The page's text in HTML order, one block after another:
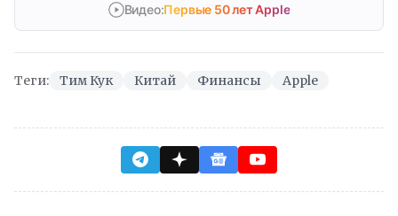
Видео:Первые 50 лет Apple
Теги: Тим Кук Китай Финансы Apple